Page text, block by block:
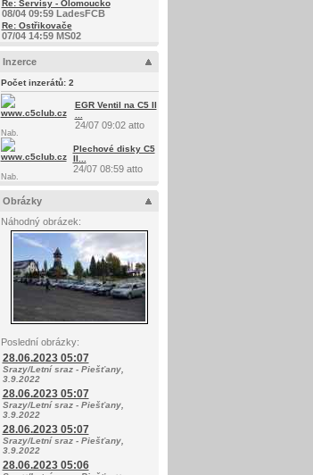
Re: Servisy - Olomoucko
08/04 09:59 LadesFCB
Re: Ostřikovače
07/04 14:59 MS02
Inzerce
Počet inzerátů: 2
Nab.
EGR Ventil na C5 II
24/07 09:02 atto
Nab.
Plechové disky C5
II...
24/07 08:59 atto
Obrázky
Náhodný obrázek:
Poslední obrázky:
28.06.2023 05:07
Srazy/Letní sraz - Piešťany,
3.9.2022
28.06.2023 05:07
Srazy/Letní sraz - Piešťany,
3.9.2022
28.06.2023 05:07
Srazy/Letní sraz - Piešťany,
3.9.2022
28.06.2023 05:06